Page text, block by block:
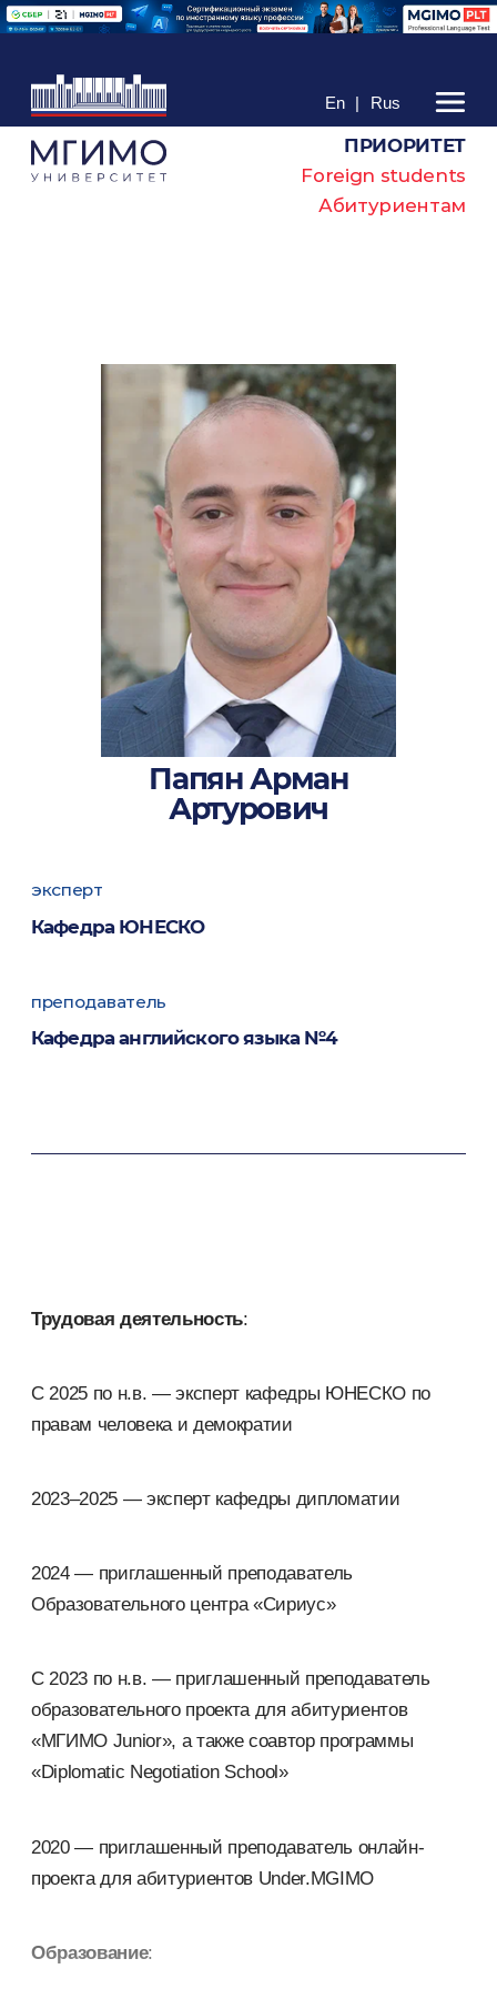
En | Rus
ПРИОРИТЕТ
Foreign students
Абитуриентам
Папян Арман
Артурович
эксперт
Кафедра ЮНЕСКО
преподаватель
Кафедра английского языка №4
Трудовая деятельность:
С 2025 по н.в. — эксперт кафедры ЮНЕСКО по
правам человека и демократии
2023–2025 — эксперт кафедры дипломатии
2024 — приглашенный преподаватель
Образовательного центра «Сириус»
С 2023 по н.в. — приглашенный преподаватель
образовательного проекта для абитуриентов
«МГИМО Junior», а также соавтор программы
«Diplomatic Negotiation School»
2020 — приглашенный преподаватель онлайн-
проекта для абитуриентов Under.MGIMO
Образование: